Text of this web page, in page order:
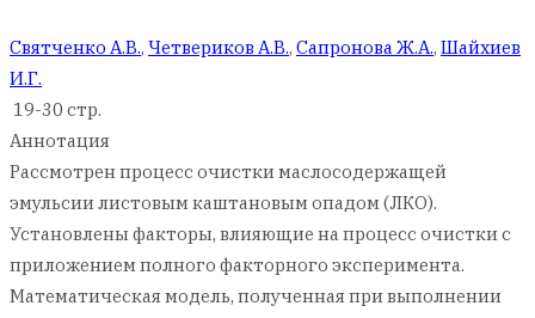
Святченко А.В., Четвериков А.В., Сапронова Ж.А., Шайхиев
И.Г.
19-30 стр.
Аннотация
Рассмотрен процесс очистки маслосодержащей
эмульсии листовым каштановым опадом (ЛКО).
Установлены факторы, влияющие на процесс очистки с
приложением полного факторного эксперимента.
Математическая модель, полученная при выполнении